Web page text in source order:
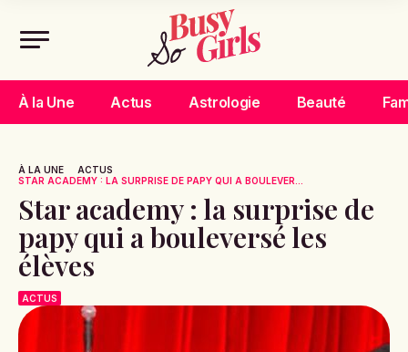
À la Une Actus Astrologie Beauté
À LA UNE
ACTUS
STAR ACADEMY : LA SURPRISE DE PAPY QUI A BOULEVER...
Star academy : la surprise de
papy qui a bouleversé les
élèves
ACTUS